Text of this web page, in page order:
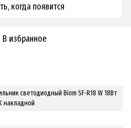
когда появится
В избранное
светодиодный Biom SF-R18 W 18Вт
накладной